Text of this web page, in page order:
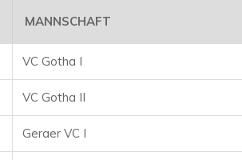
MANNSCHAFT
VC Gotha I
VC Gotha II
Geraer VC I